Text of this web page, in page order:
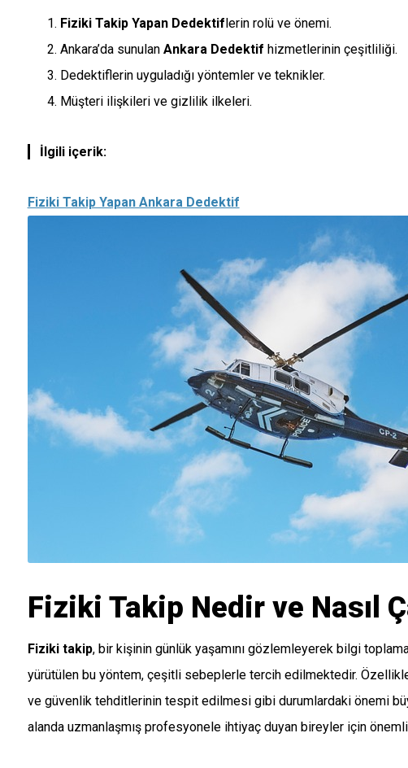
Fiziki Takip Yapan Dedektiflerin rolü ve önemi.
Ankara’da sunulan Ankara Dedektif hizmetlerinin çeşitliliği.
Dedektiflerin uyguladığı yöntemler ve teknikler.
Müşteri ilişkileri ve gizlilik ilkeleri.
İlgili içerik:
Fiziki Takip Yapan Ankara Dedektif
Fiziki Takip Nedir ve Nasıl
Fiziki takip, bir kişinin günlük yaşamını gözlemleyerek bilgi
yürütülen bu yöntem, çeşitli sebeplerle tercih edilmektedir. Özellikle,
ve güvenlik tehditlerinin tespit edilmesi gibi durumlardaki önemi
alanda uzmanlaşmış profesyonele ihtiyaç duyan bireyler için